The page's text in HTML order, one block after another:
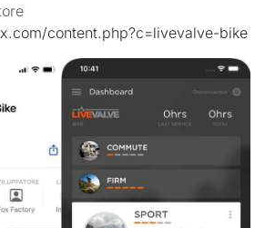
content.php?c=livevalve-bike